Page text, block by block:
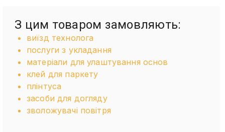
З цим товаром замовляють:
виїзд технолога
послуги з укладання
матеріали для улаштування основ
клей для паркету
плінтуса
засоби для догляду
зволожувачі повітря